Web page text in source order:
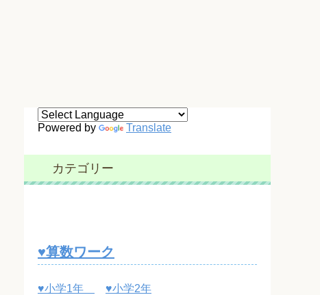
Powered by Translate
カテゴリー
♥算数ワーク
♥小学1年 ♥小学2年